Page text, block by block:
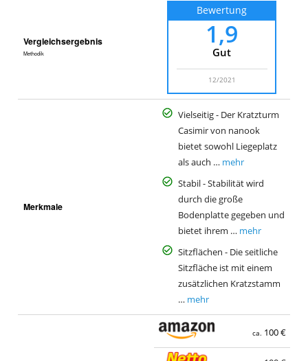
Vergleichsergebnis
Methodik
Bewertung
1,9
Gut
12/2021
Merkmale
Vielseitig - Der Kratzturm
Casimir von nanook
bietet sowohl Liegeplatz
als auch … mehr
Stabil - Stabilität wird
durch die große
Bodenplatte gegeben und
bietet ihrem … mehr
Sitzflächen - Die seitliche
Sitzfläche ist mit einem
zusätzlichen Kratzstamm
… mehr
ca. 100 €